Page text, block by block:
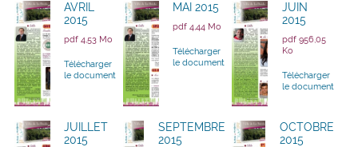
AVRIL
2015
pdf 4,53 Mo
Télécharger
le document
MAI 2015
pdf 4,44 Mo
Télécharger
le document
JUIN
2015
pdf 956,05
Ko
Télécharger
le document
JUILLET
2015
SEPTEMBRE
2015
OCTOBRE
2015